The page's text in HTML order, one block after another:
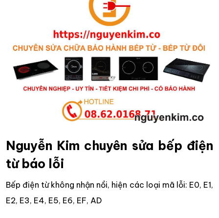
Nguyễn Kim chuyên sửa bếp điện
từ báo lỗi
Bếp điện từ không nhận nồi, hiện các loại mã lỗi: E0, E1,
E2, E3, E4, E5, E6, EF, AD